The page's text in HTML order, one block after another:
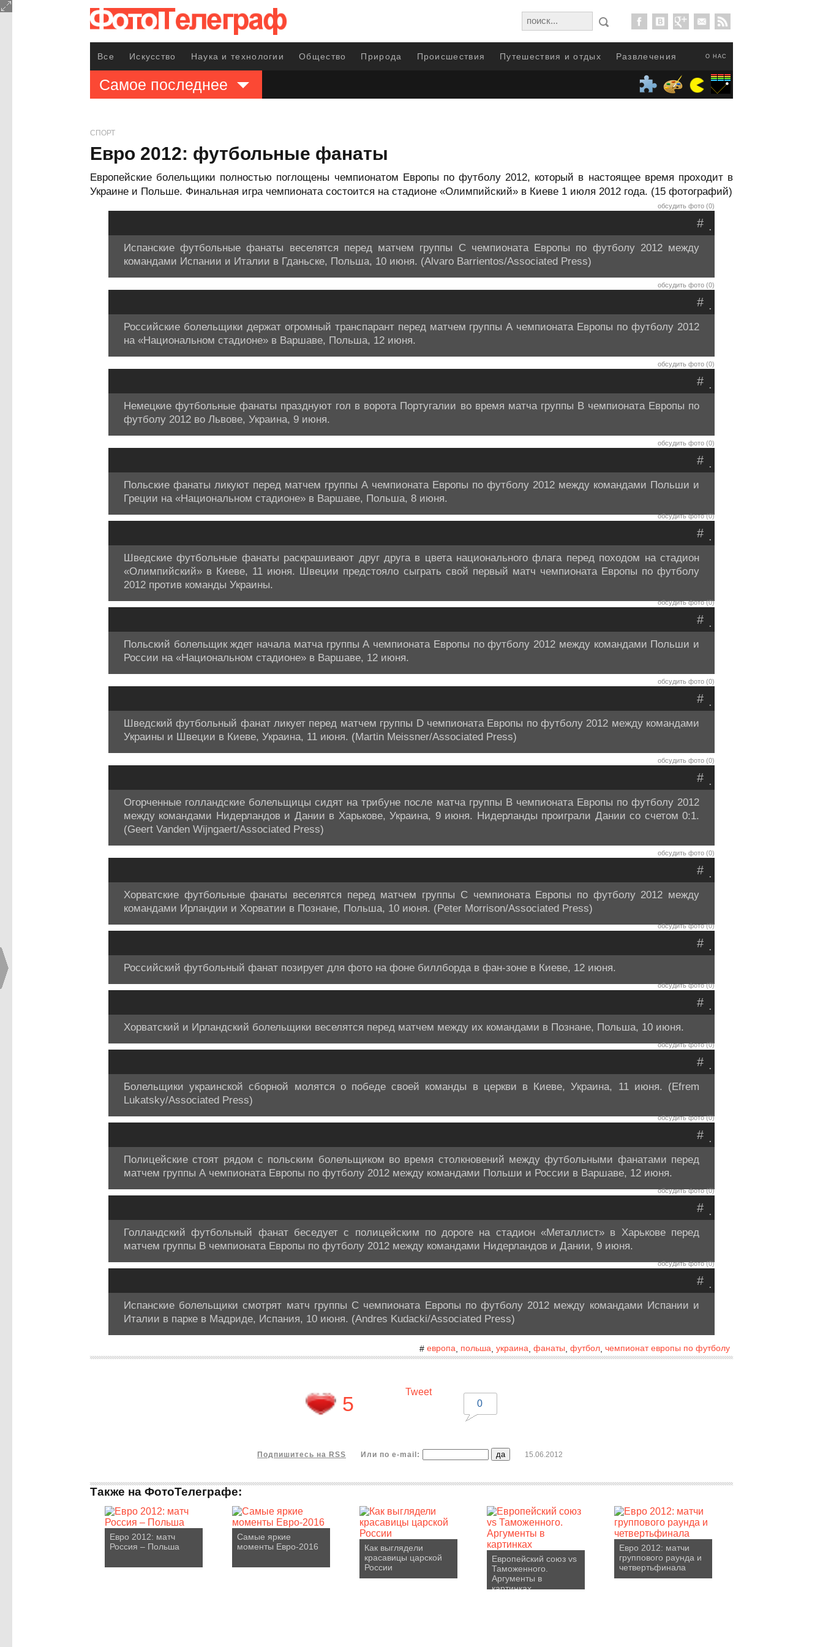
О НАС
Все Искусство Наука и технологии Общество Природа Происшествия Путешествия и отдых Развлечения
Самое последнее
СПОРТ
Евро 2012: футбольные фанаты
Европейские болельщики полностью поглощены чемпионатом Европы по футболу 2012, который в настоящее время проходит в
Украине и Польше. Финальная игра чемпионата состоится на стадионе «Олимпийский» в Киеве 1 июля 2012 года. (15 фотографий)
обсудить фото (0)
.
#
Испанские футбольные фанаты веселятся перед матчем группы С чемпионата Европы по футболу 2012 между
командами Испании и Италии в Гданьске, Польша, 10 июня. (Alvaro Barrientos/Associated Press)
обсудить фото (0)
.
#
Российские болельщики держат огромный транспарант перед матчем группы А чемпионата Европы по футболу 2012
на «Национальном стадионе» в Варшаве, Польша, 12 июня.
обсудить фото (0)
.
#
Немецкие футбольные фанаты празднуют гол в ворота Португалии во время матча группы В чемпионата Европы по
футболу 2012 во Львове, Украина, 9 июня.
обсудить фото (0)
.
#
Польские фанаты ликуют перед матчем группы А чемпионата Европы по футболу 2012 между командами Польши и
Греции на «Национальном стадионе» в Варшаве, Польша, 8 июня.
обсудить фото (0)
.
#
Шведские футбольные фанаты раскрашивают друг друга в цвета национального флага перед походом на стадион
«Олимпийский» в Киеве, 11 июня. Швеции предстояло сыграть свой первый матч чемпионата Европы по футболу
2012 против команды Украины.
обсудить фото (0)
.
#
Польский болельщик ждет начала матча группы А чемпионата Европы по футболу 2012 между командами Польши и
России на «Национальном стадионе» в Варшаве, 12 июня.
обсудить фото (0)
.
#
Шведский футбольный фанат ликует перед матчем группы D чемпионата Европы по футболу 2012 между командами
Украины и Швеции в Киеве, Украина, 11 июня. (Martin Meissner/Associated Press)
обсудить фото (0)
.
#
Огорченные голландские болельщицы сидят на трибуне после матча группы B чемпионата Европы по футболу 2012
между командами Нидерландов и Дании в Харькове, Украина, 9 июня. Нидерланды проиграли Дании со счетом 0:1.
(Geert Vanden Wijngaert/Associated Press)
обсудить фото (0)
.
#
Хорватские футбольные фанаты веселятся перед матчем группы С чемпионата Европы по футболу 2012 между
командами Ирландии и Хорватии в Познане, Польша, 10 июня. (Peter Morrison/Associated Press)
обсудить фото (0)
.
#
Российский футбольный фанат позирует для фото на фоне биллборда в фан-зоне в Киеве, 12 июня.
обсудить фото (0)
.
#
Хорватский и Ирландский болельщики веселятся перед матчем между их командами в Познане, Польша, 10 июня.
обсудить фото (0)
.
#
Болельщики украинской сборной молятся о победе своей команды в церкви в Киеве, Украина, 11 июня. (Efrem
Lukatsky/Associated Press)
обсудить фото (0)
.
#
Полицейские стоят рядом с польским болельщиком во время столкновений между футбольными фанатами перед
матчем группы А чемпионата Европы по футболу 2012 между командами Польши и России в Варшаве, 12 июня.
обсудить фото (0)
.
#
Голландский футбольный фанат беседует с полицейским по дороге на стадион «Металлист» в Харькове перед
матчем группы В чемпионата Европы по футболу 2012 между командами Нидерландов и Дании, 9 июня.
обсудить фото (0)
.
#
Испанские болельщики смотрят матч группы С чемпионата Европы по футболу 2012 между командами Испании и
Италии в парке в Мадриде, Испания, 10 июня. (Andres Kudacki/Associated Press)
# европа польша украина фанаты футбол чемпионат европы по футболу
5
Tweet
0
Подпишитесь на RSS Или по e-mail: 15.06.2012
Также на ФотоТелеграфе:
Евро 2012: матч
Россия – Польша
Самые яркие
моменты Евро-2016
Как выглядели
красавицы царской
России
Европейский союз vs
Таможенного.
Аргументы в
картинках
Евро 2012: матчи
группового раунда и
четвертьфинала